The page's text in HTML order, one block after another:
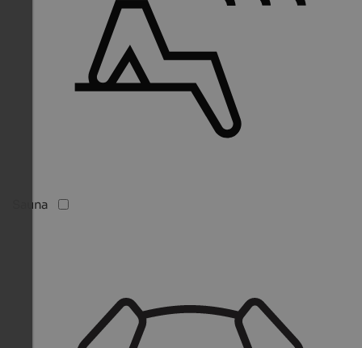
Sauna